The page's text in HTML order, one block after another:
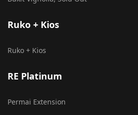
Ruko + Kios
Ruko + Kios
RE Platinum
Permai Extension